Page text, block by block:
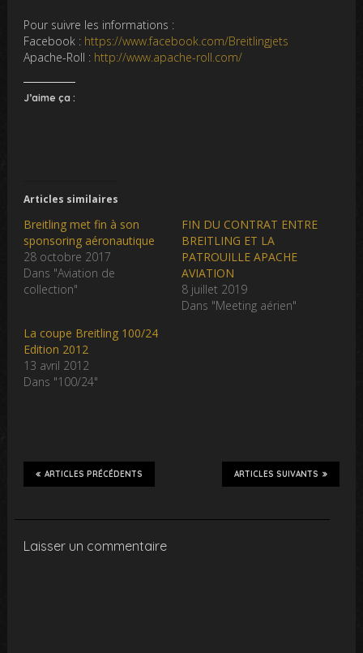
Pour suivre les informations :
Facebook : https://www.facebook.com/Breitlingjets
Apache-Roll : http://www.apache-roll.com/
J’aime ça :
Articles similaires
Breitling met fin à son
sponsoring aéronautique
28 octobre 2017
Dans "Aviation de
collection"
FIN DU CONTRAT ENTRE
BREITLING ET LA
PATROUILLE APACHE
AVIATION
8 juillet 2019
Dans "Meeting aérien"
La coupe Breitling 100/24
Edition 2012
13 avril 2012
Dans "100/24"
ARTICLES SUIVANTS
ARTICLES PRÉCÉDENTS
Laisser un commentaire